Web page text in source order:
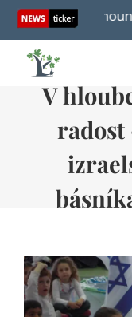
Skip
content
announce
Home
videa
audio
knihy
V
radost